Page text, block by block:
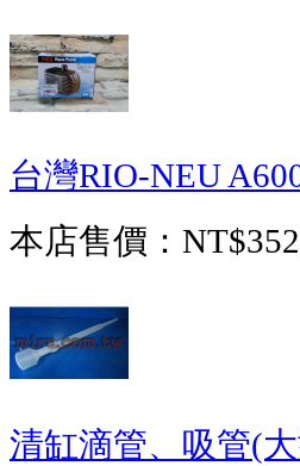
台灣RIO-NEU
本店售價：
清缸滴管、吸管(